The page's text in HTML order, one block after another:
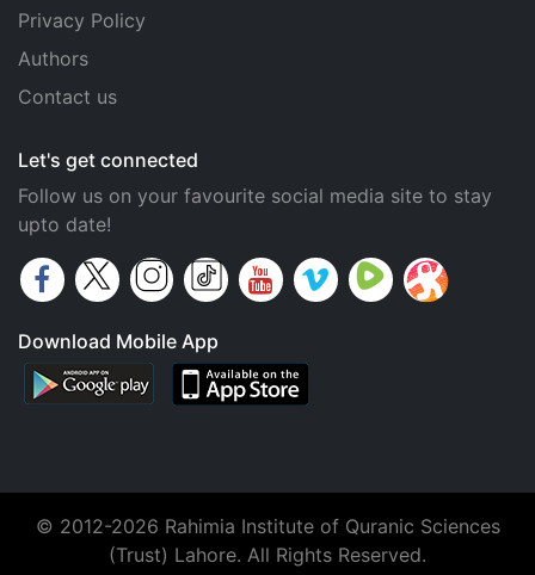
Privacy Policy
Authors
Contact us
Let's get connected
Follow us on your favourite social media site to stay
upto date!
Download Mobile App
© 2012-2026 Rahimia Institute of Quranic Sciences
(Trust) Lahore. All Rights Reserved.